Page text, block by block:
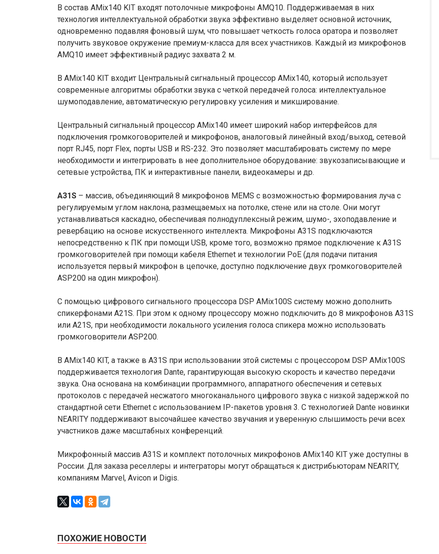
В состав AMix140 KIT входят потолочные микрофоны AMQ10. Поддерживаемая в них
технология интеллектуальной обработки звука эффективно выделяет основной источник,
одновременно подавляя фоновый шум, что повышает четкость голоса оратора и позволяет
получить звуковое окружение премиум-класса для всех участников. Каждый из микрофонов
AMQ10 имеет эффективный радиус захвата 2 м.
В AMix140 KIT входит Центральный сигнальный процессор AMix140, который использует
современные алгоритмы обработки звука с четкой передачей голоса: интеллектуальное
шумоподавление, автоматическую регулировку усиления и микширование.
Центральный сигнальный процессор AMix140 имеет широкий набор интерфейсов для
подключения громкоговорителей и микрофонов, аналоговый линейный вход/выход, сетевой
порт RJ45, порт Flex, порты USB и RS-232. Это позволяет масштабировать систему по мере
необходимости и интегрировать в нее дополнительное оборудование: звукозаписывающие и
сетевые устройства, ПК и интерактивные панели, видеокамеры и др.
A31S – массив, объединяющий 8 микрофонов MEMS с возможностью формирования луча с
регулируемым углом наклона, размещаемых на потолке, стене или на столе. Они могут
устанавливаться каскадно, обеспечивая полнодуплексный режим, шумо-, эхоподавление и
ревербацию на основе искусственного интеллекта. Микрофоны A31S подключаются
непосредственно к ПК при помощи USB, кроме того, возможно прямое подключение к A31S
громкоговорителей при помощи кабеля Ethernet и технологии PoE (для подачи питания
используется первый микрофон в цепочке, доступно подключение двух громкоговорителей
ASP200 на один микрофон).
С помощью цифрового сигнального процессора DSP AMix100S систему можно дополнить
спикерфонами A21S. При этом к одному процессору можно подключить до 8 микрофонов A31S
или A21S, при необходимости локального усиления голоса спикера можно использовать
громкоговорители ASP200.
В AMix140 KIT, а также в А31S при использовании этой системы с процессором DSP AMix100S
поддерживается технология Dante, гарантирующая высокую скорость и качество передачи
звука. Она основана на комбинации программного, аппаратного обеспечения и сетевых
протоколов с передачей несжатого многоканального цифрового звука с низкой задержкой по
стандартной сети Ethernet с использованием IP-пакетов уровня 3. С технологией Dante новинки
NEARITY поддерживают высочайшее качество звучания и уверенную слышимость речи всех
участников даже масштабных конференций.
Микрофонный массив A31S и комплект потолочных микрофонов AMix140 KIT уже доступны в
России. Для заказа реселлеры и интеграторы могут обращаться к дистрибьюторам NEARITY,
компаниям Marvel, Avicon и Digis.
ПОХОЖИЕ НОВОСТИ